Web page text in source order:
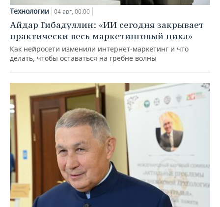
Технологии 04 авг, 00:00
Айдар Гибадуллин: «ИИ сегодня закрывает
практически весь маркетинговый цикл»
Как нейросети изменили интернет-маркетинг и что
делать, чтобы оставаться на гребне волны